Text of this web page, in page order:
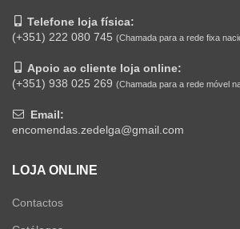
Telefone loja física:
(+351) 222 080 745 (Chamada para a rede fixa
Apoio ao cliente loja online:
(+351) 938 025 269 (Chamada para a rede móvel
Email:
encomendas.zedelga@gmail.com
LOJA ONLINE
Contactos